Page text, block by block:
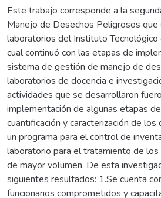
Este trabajo corresponde a la
Manejo de Desechos Peligrosos que
laboratorios del Instituto Tecnológico
cual continuó con las etapas de
sistema de gestión de manejo de
laboratorios de docencia e
actividades que se desarrollaron
implementación de algunas etapas
cuantificación y caracterización de
un programa para el control de
laboratorio para el tratamiento de
de mayor volumen. De esta
siguientes resultados: 1.Se cuenta
funcionarios comprometidos y